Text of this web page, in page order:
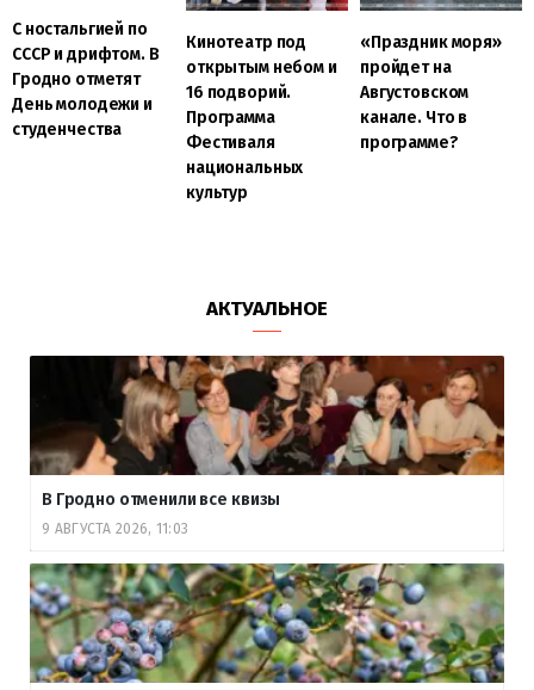
С ностальгией по
СССР и дрифтом. В
Гродно отметят
День молодежи и
студенчества
Кинотеатр под
открытым небом и
16 подворий.
Программа
Фестиваля
национальных
культур
«Праздник моря»
пройдет на
Августовском
канале. Что в
программе?
АКТУАЛЬНОЕ
В Гродно отменили все квизы
9 АВГУСТА 2026, 11:03